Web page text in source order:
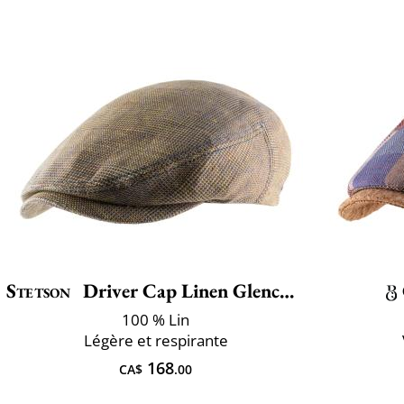
Stetson Driver Cap Linen Glencheck
100 % Lin
Légère et respirante
CA$ 168.00